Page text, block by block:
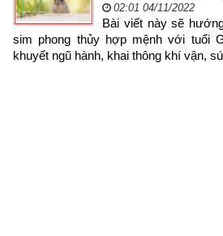
02:01 04/11/2022
Bài viết này sẽ
sim phong thủy hợp mệnh với tuổi
khuyết ngũ hành, khai thông khí vận,